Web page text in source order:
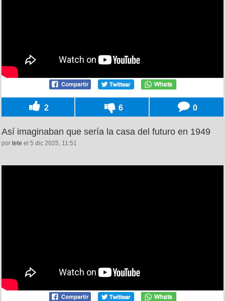
2 6 0
Así imaginaban que sería la casa del futuro en 1949
por tete el 5 dic 2025, 11:51